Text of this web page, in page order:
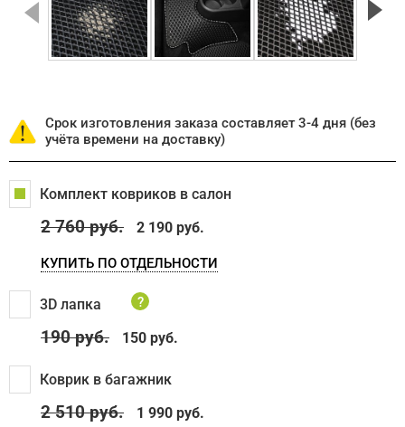
Срок изготовления заказа составляет 3-4 дня (без
учёта времени на доставку)
Комплект ковриков в салон
2 760руб. 2 190 руб.
КУПИТЬ ПО ОТДЕЛЬНОСТИ
3D лапка
190руб. 150 руб.
?
Коврик в багажник
2 510руб. 1 990 руб.